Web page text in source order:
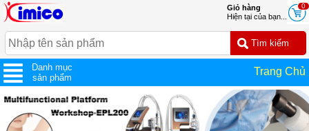
0
Giỏ hàng
Hiện tại của bạn...
Danh mục
sản phẩm
Trang Chủ